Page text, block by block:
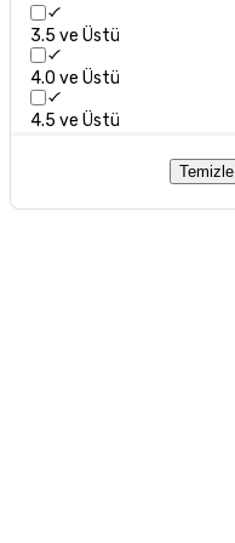
3.5 ve Üstü
4.0 ve Üstü
4.5 ve Üstü
Temizle